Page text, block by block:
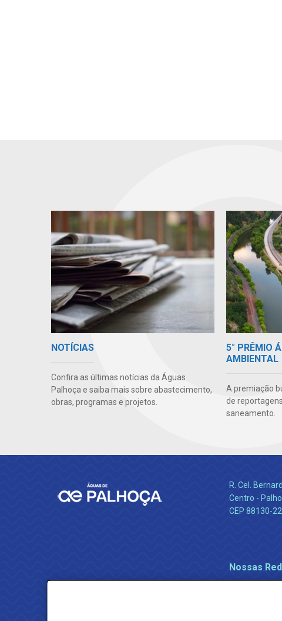
NOTÍCIAS
Confira as últimas notícias da Águas
Palhoça e saiba mais sobre abastecimento,
obras, programas e projetos.
5° PRÊMIO
AMBIENTAL
A premiação
de
saneamento.
R. Cel.
Centro -
CEP 88130-
Nossas